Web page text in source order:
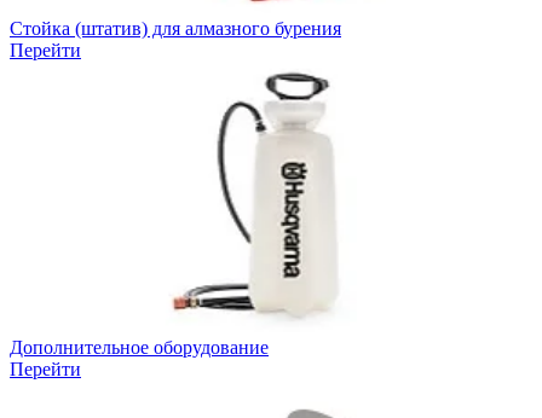
Стойка (штатив) для алмазного бурения
Перейти
Дополнительное оборудование
Перейти